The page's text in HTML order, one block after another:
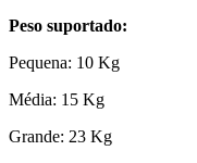
Peso suportado:
Pequena: 10 Kg
Média: 15 Kg
Grande: 23 Kg